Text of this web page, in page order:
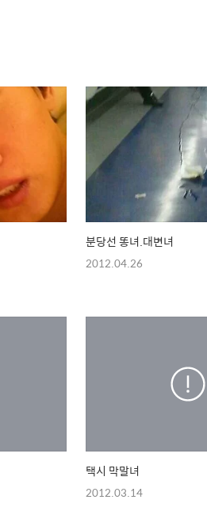
분당선 똥녀.대변녀
2012.04.26
택시 막말녀
2012.03.14